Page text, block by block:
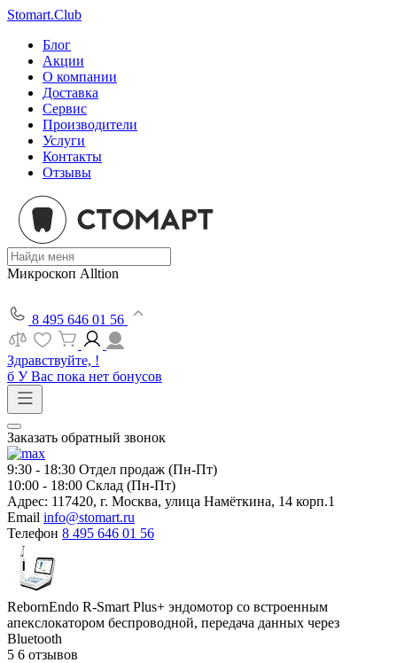
Stomart.Club
Блог
Акции
О компании
Доставка
Сервис
Производители
Услуги
Контакты
Отзывы
Микроскоп Alltion
8 495 646 01 56
Здравствуйте, !
б У Вас пока нет бонусов
Заказать обратный звонок
9:30 - 18:30 Отдел продаж (Пн-Пт)
10:00 - 18:00 Склад (Пн-Пт)
Адрес: 117420, г. Москва, улица Намёткина, 14 корп.1
Email info@stomart.ru
Телефон 8 495 646 01 56
RebornEndo R-Smart Plus+ эндомотор со встроенным
апекслокатором беспроводной, передача данных через
Bluetooth
5 6 отзывов